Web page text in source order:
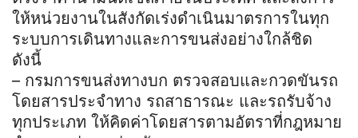
ให้หน่วยงานในสังกัดเร่งดำเนินมาตรการในทุก
ระบบการเดินทางและการขนส่งอย่างใกล้ชิด
ดังนี้
– กรมการขนส่งทางบก ตรวจสอบและกวดขันรถ
โดยสารประจำทาง รถสาธารณะ และรถรับจ้าง
ทุกประเภท ให้คิดค่าโดยสารตามอัตราที่กฎหมาย